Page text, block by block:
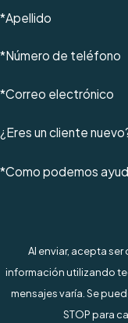
*Apellido
*Número de teléfono
*Correo electrónico
¿Eres un cliente
*Como podemos
Al enviar, acepta
información utilizando
mensajes varía. Se
STOP para